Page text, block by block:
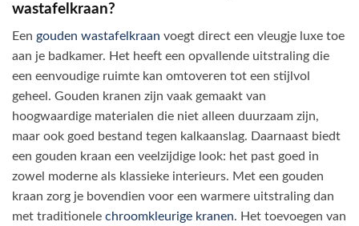
wastafelkraan?
Een gouden wastafelkraan voegt direct een vleugje luxe toe
aan je badkamer. Het heeft een opvallende uitstraling die
een eenvoudige ruimte kan omtoveren tot een stijlvol
geheel. Gouden kranen zijn vaak gemaakt van
hoogwaardige materialen die niet alleen duurzaam zijn,
maar ook goed bestand tegen kalkaanslag. Daarnaast biedt
een gouden kraan een veelzijdige look: het past goed in
zowel moderne als klassieke interieurs. Met een gouden
kraan zorg je bovendien voor een warmere uitstraling dan
met traditionele chroomkleurige kranen. Het toevoegen van